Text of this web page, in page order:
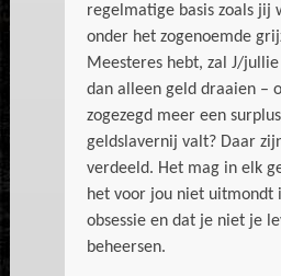
regelmatige basis zoals jij
onder het zogenoemde
Meesteres hebt, zal J/
dan alleen geld draaien –
zogezegd meer een
geldslavernij valt? Daar
verdeeld. Het mag in elk
het voor jou niet uitmondt
obsessie en dat je niet je
beheersen.